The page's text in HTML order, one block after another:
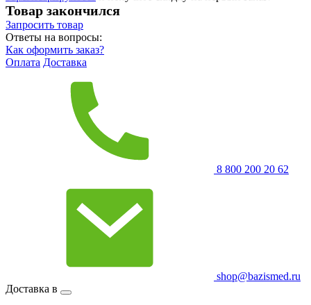
Товар закончился
Запросить товар
Ответы на вопросы:
Как оформить заказ?
Оплата Доставка
8 800 200 20 62
shop@bazismed.ru
Доставка в